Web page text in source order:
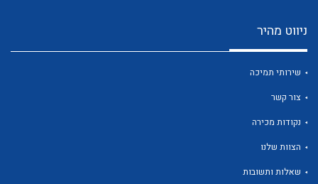
לכל מוצרי היצרן
ניווט מהיר
שירותי תמיכה
צור קשר
נקודות מכירה
הצוות שלנו
שאלות ותשובות